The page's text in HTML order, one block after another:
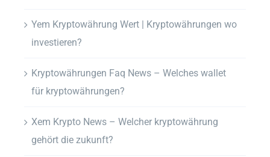
Yem Kryptowährung Wert | Kryptowährungen wo
investieren?
Kryptowährungen Faq News – Welches wallet
für kryptowährungen?
Xem Krypto News – Welcher kryptowährung
gehört die zukunft?